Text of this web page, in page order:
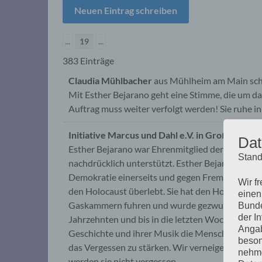
... 19 ...
383 Einträge
Claudia Mühlbacher aus Mühlheim am Main
Mit Esther Bejarano geht eine Stimme, die um
Auftrag muss weiter verfolgt werden! Sie ruhe
Initiative Marcus und Dahl e.V. in Groß Borstel
Esther Bejarano war Ehrenmitglied der
nachdrücklich unterstützt. Esther Bejarano wird
Demokratie einerseits und gegen
den Holocaust überlebt. Sie hat den Horror des
Gaskammern fuhren und wurde gezwungen,
Jahrzehnten und bis in die letzten Wochen
Geschichte und ihrer Musik die Menschen und
das Vergessen zu stärken. Wir verneigen uns
Wir
der